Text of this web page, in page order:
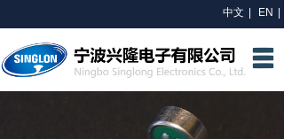
中文 EN
网站首页
关于我们